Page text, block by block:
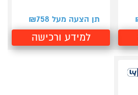
תן הצעה מעל ₪ 758
למידע ורכישה